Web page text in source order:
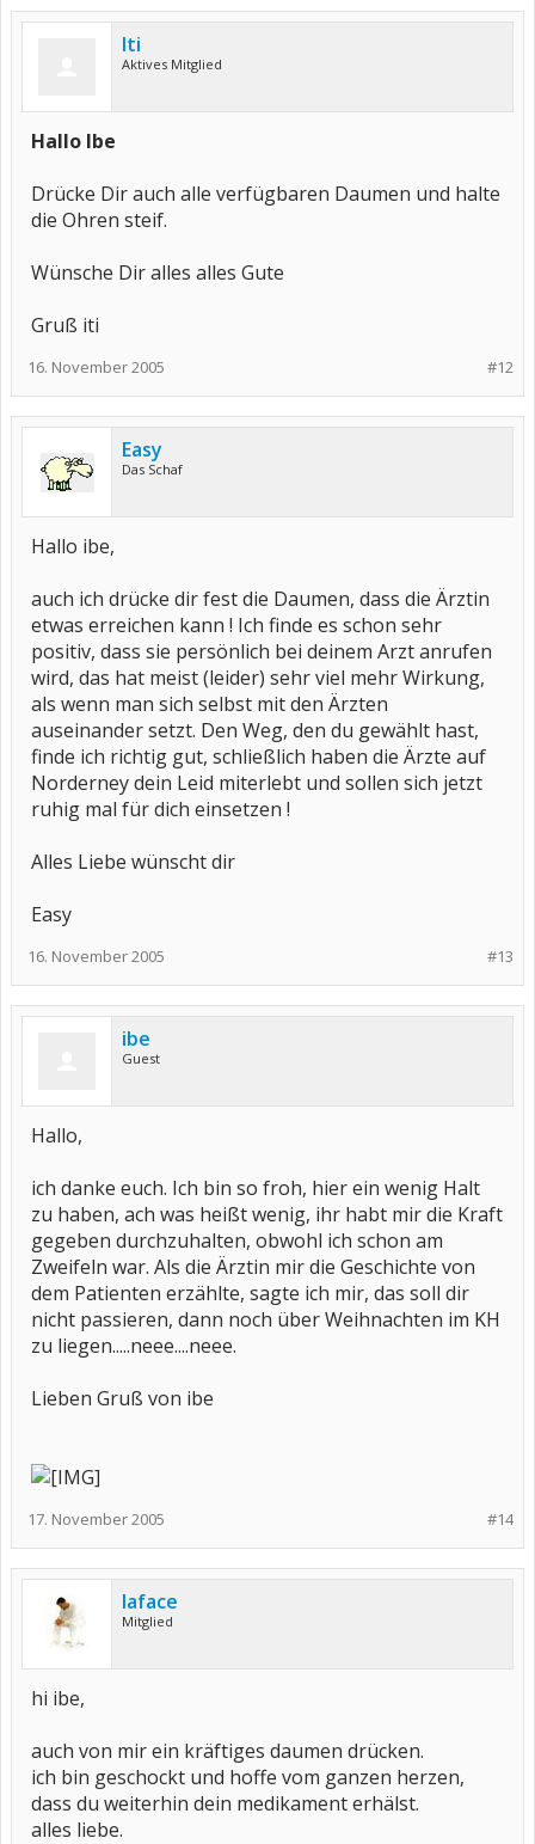
Iti
Aktives Mitglied
Hallo Ibe
Drücke Dir auch alle verfügbaren Daumen und halte
die Ohren steif.
Wünsche Dir alles alles Gute
Gruß iti
#12
16. November 2005
Easy
Das Schaf
Hallo ibe,
auch ich drücke dir fest die Daumen, dass die Ärztin
etwas erreichen kann ! Ich finde es schon sehr
positiv, dass sie persönlich bei deinem Arzt anrufen
wird, das hat meist (leider) sehr viel mehr Wirkung,
als wenn man sich selbst mit den Ärzten
auseinander setzt. Den Weg, den du gewählt hast,
finde ich richtig gut, schließlich haben die Ärzte auf
Norderney dein Leid miterlebt und sollen sich jetzt
ruhig mal für dich einsetzen !
Alles Liebe wünscht dir
Easy
#13
16. November 2005
ibe
Guest
Hallo,
ich danke euch. Ich bin so froh, hier ein wenig Halt
zu haben, ach was heißt wenig, ihr habt mir die Kraft
gegeben durchzuhalten, obwohl ich schon am
Zweifeln war. Als die Ärztin mir die Geschichte von
dem Patienten erzählte, sagte ich mir, das soll dir
nicht passieren, dann noch über Weihnachten im KH
zu liegen.....neee....neee.
Lieben Gruß von ibe
#14
17. November 2005
laface
Mitglied
hi ibe,
auch von mir ein kräftiges daumen drücken.
ich bin geschockt und hoffe vom ganzen herzen,
dass du weiterhin dein medikament erhälst.
alles liebe.